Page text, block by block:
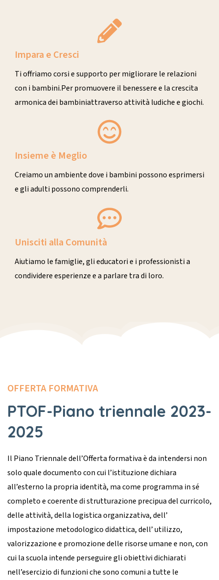
Impara e Cresci
Ti offriamo corsi e supporto per migliorare le relazioni
con i bambini.Per promuovere il benessere e la crescita
armonica dei bambiniattraverso attività ludiche e giochi.
Insieme è Meglio
Creiamo un ambiente dove i bambini possono esprimersi
e gli adulti possono comprenderli.
Unisciti alla Comunità
Aiutiamo le famiglie, gli educatori e i professionisti a
condividere esperienze e a parlare tra di loro.
OFFERTA FORMATIVA
PTOF-Piano triennale 2023-
2025
Il Piano Triennale dell’Offerta formativa è da intendersi non
solo quale documento con cui l’istituzione dichiara
all’esterno la propria identità, ma come programma in sé
completo e coerente di strutturazione precipua del curricolo,
delle attività, della logistica organizzativa, dell’
impostazione metodologico didattica, dell’ utilizzo,
valorizzazione e promozione delle risorse umane e non, con
cui la scuola intende perseguire gli obiettivi dichiarati
nell’esercizio di funzioni che sono comuni a tutte le